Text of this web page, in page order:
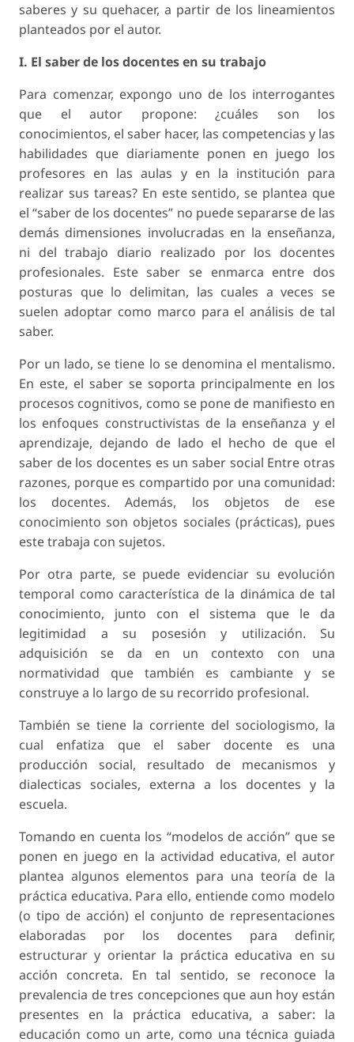
saberes y su quehacer, a partir de los lineamientos
planteados por el autor.
I. El saber de los docentes en su trabajo
Para comenzar, expongo uno de los interrogantes
que el autor propone: ¿cuáles son los
conocimientos, el saber hacer, las competencias y las
habilidades que diariamente ponen en juego los
profesores en las aulas y en la institución para
realizar sus tareas? En este sentido, se plantea que
el “saber de los docentes” no puede separarse de las
demás dimensiones involucradas en la enseñanza,
ni del trabajo diario realizado por los docentes
profesionales. Este saber se enmarca entre dos
posturas que lo delimitan, las cuales a veces se
suelen adoptar como marco para el análisis de tal
saber.
Por un lado, se tiene lo se denomina el mentalismo.
En este, el saber se soporta principalmente en los
procesos cognitivos, como se pone de manifiesto en
los enfoques constructivistas de la enseñanza y el
aprendizaje, dejando de lado el hecho de que el
saber de los docentes es un saber social Entre otras
razones, porque es compartido por una comunidad:
los docentes. Además, los objetos de ese
conocimiento son objetos sociales (prácticas), pues
este trabaja con sujetos.
Por otra parte, se puede evidenciar su evolución
temporal como característica de la dinámica de tal
conocimiento, junto con el sistema que le da
legitimidad a su posesión y utilización. Su
adquisición se da en un contexto con una
normatividad que también es cambiante y se
construye a lo largo de su recorrido profesional.
También se tiene la corriente del sociologismo, la
cual enfatiza que el saber docente es una
producción social, resultado de mecanismos y
dialecticas sociales, externa a los docentes y la
escuela.
Tomando en cuenta los “modelos de acción” que se
ponen en juego en la actividad educativa, el autor
plantea algunos elementos para una teoría de la
práctica educativa. Para ello, entiende como modelo
(o tipo de acción) el conjunto de representaciones
elaboradas por los docentes para definir,
estructurar y orientar la práctica educativa en su
acción concreta. En tal sentido, se reconoce la
prevalencia de tres concepciones que aun hoy están
presentes en la práctica educativa, a saber: la
educación como un arte, como una técnica guiada